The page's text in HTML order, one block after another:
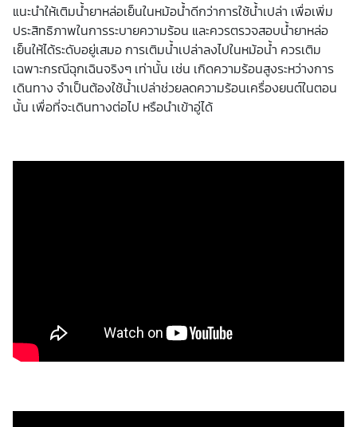
แนะนำให้เติมน้ำยาหล่อเย็นในหม้อน้ำดีกว่าการใช้น้ำเปล่า เพื่อเพิ่ม
ประสิทธิภาพในการระบายความร้อน และควรตรวจสอบน้ำยาหล่อ
เย็นให้ได้ระดับอยู่เสมอ การเติมน้ำเปล่าลงไปในหม้อน้ำ ควรเติม
เฉพาะกรณีฉุกเฉินจริงๆ เท่านั้น เช่น เกิดความร้อนสูงระหว่างการ
เดินทาง จำเป็นต้องใช้น้ำเปล่าช่วยลดความร้อนเครื่องยนต์ในตอน
นั้น เพื่อที่จะเดินทางต่อไป หรือนำเข้าอู่ได้